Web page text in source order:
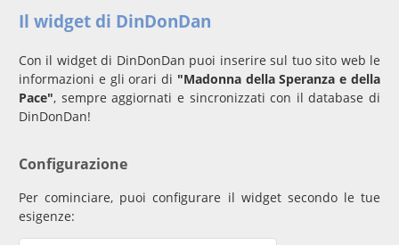
Il widget di DinDonDan
Con il widget di DinDonDan puoi inserire sul tuo sito web le
informazioni e gli orari di "Madonna della Speranza e della
Pace", sempre aggiornati e sincronizzati con il database di
DinDonDan!
Configurazione
Per cominciare, puoi configurare il widget secondo le tue
esigenze: